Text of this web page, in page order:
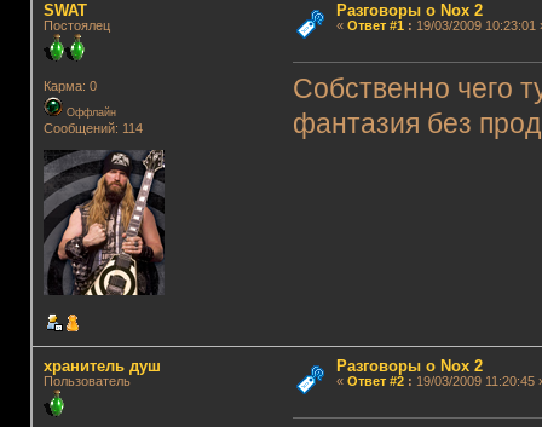
SWAT
Постоялец
Карма: 0
Оффлайн
Сообщений: 114
Разговоры о Nox 2
« Ответ #1 : 19/03/2009 10:23:01
Собственно чего
фантазия без
хранитель душ
Пользователь
Разговоры о Nox 2
« Ответ #2: 19/03/2009 11:20:45